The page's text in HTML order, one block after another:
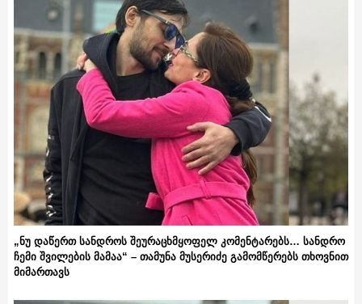
„ნუ დაწერთ სანდროს შეურაცხმყოფელ კომენტარებს… სანდრო
ჩემი შვილების მამაა“ – თამუნა მუსერიძე გამომწერებს თხოვნით
მიმართავს